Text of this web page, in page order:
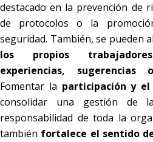
destacado en la prevención de
de protocolos o la
seguridad. También, se pueden
los propios
experiencias, sugerencias
Fomentar la participación y
consolidar una gestión de
responsabilidad de toda la
también fortalece el sentido